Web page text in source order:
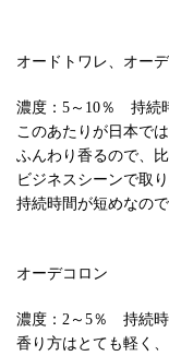
オードトワレ、オー
濃度：5～10％ 持続
このあたりが日本で
ふんわり香るので、
ビジネスシーンで取
持続時間が短めなの
オーデコロン
濃度：2～5％ 持続時
香り方はとても軽く